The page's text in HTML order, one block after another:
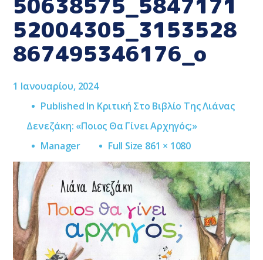
52004305_3153528
867495346176_o
1 Ιανουαρίου, 2024
Published In Κριτική Στο Βιβλίο Της Λιάνας
Δενεζάκη: «Ποιος Θα Γίνει Αρχηγός;»
Manager
Full
Size
Full Size 861 × 1080